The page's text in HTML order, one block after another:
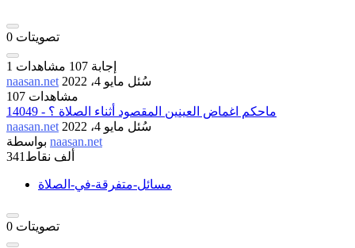
0 تصويتات
1 إجابة 107 مشاهدات
naasan.net
سُئل مايو 4، 2022
107 مشاهدات
14049 - ماحكم اغماض العينين المقصود أثناء الصلاة ؟
naasan.net
سُئل مايو 4، 2022
naasan.net
341ألف نقاط
مسائل-متفرقة-في-الصلاة
0 تصويتات